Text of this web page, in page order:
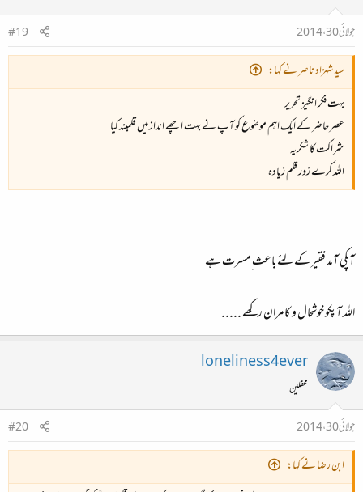
جولائی 30، 2014
#19
سید شہزاد ناصر نے کہا:
بہت فکر انگیز تحریر
عصر حاضر کے ایک اہم موضوع کو آپ نے بہت اچھے انداز میں قلمبند کیا
شراکت کا شکریہ
اللہ کرے زور قلم زیادہ
آپکی آمد فقیر کے لئے باعث ِ مسرت ہے
اللہ آپکو خوشحال و کامران رکھے .....
loneliness4ever
محفلین
جولائی 30، 2014
#20
ابن رضا نے کہا: